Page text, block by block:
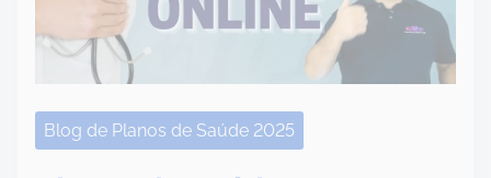
Blog de Planos de Saúde 2025